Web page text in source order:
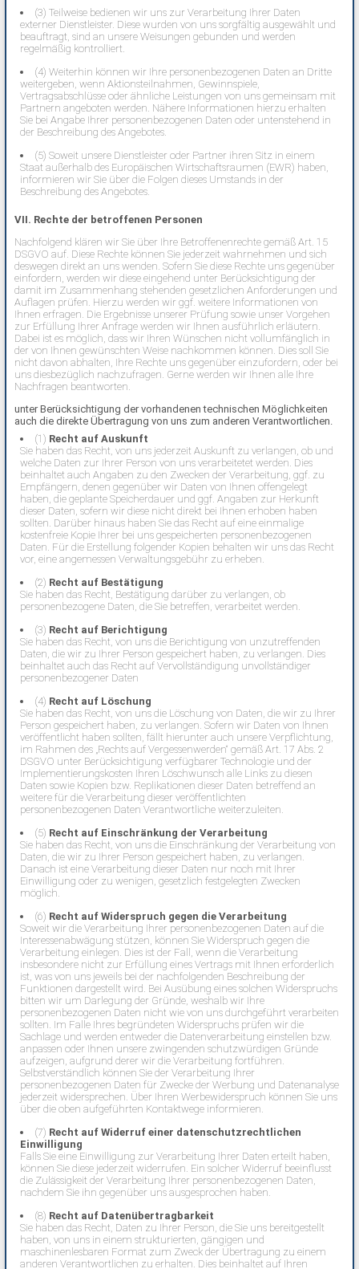
(3) Teilweise bedienen wir uns zur Verarbeitung Ihrer Daten
externer Dienstleister. Diese wurden von uns sorgfältig ausgewählt und
beauftragt, sind an unsere Weisungen gebunden und werden
regelmäßig kontrolliert.
(4) Weiterhin können wir Ihre personenbezogenen Daten an Dritte
weitergeben, wenn Aktionsteilnahmen, Gewinnspiele,
Vertragsabschlüsse oder ähnliche Leistungen von uns gemeinsam mit
Partnern angeboten werden. Nähere Informationen hierzu erhalten
Sie bei Angabe Ihrer personenbezogenen Daten oder untenstehend in
der Beschreibung des Angebotes.
(5) Soweit unsere Dienstleister oder Partner ihren Sitz in einem
Staat außerhalb des Europäischen Wirtschaftsraumen (EWR) haben,
informieren wir Sie über die Folgen dieses Umstands in der
Beschreibung des Angebotes.
VII. Rechte der betroffenen Personen
Nachfolgend klären wir Sie über Ihre Betroffenenrechte gemäß Art. 15
DSGVO auf. Diese Rechte können Sie jederzeit wahrnehmen und sich
deswegen direkt an uns wenden. Sofern Sie diese Rechte uns gegenüber
einfordern, werden wir diese eingehend unter Berücksichtigung der
damit im Zusammenhang stehenden gesetzlichen Anforderungen und
Auflagen prüfen. Hierzu werden wir ggf. weitere Informationen von
Ihnen erfragen. Die Ergebnisse unserer Prüfung sowie unser Vorgehen
zur Erfüllung Ihrer Anfrage werden wir Ihnen ausführlich erläutern.
Dabei ist es möglich, dass wir Ihren Wünschen nicht vollumfänglich in
der von Ihnen gewünschten Weise nachkommen können. Dies soll Sie
nicht davon abhalten, Ihre Rechte uns gegenüber einzufordern, oder bei
uns diesbezüglich nachzufragen. Gerne werden wir Ihnen alle Ihre
Nachfragen beantworten.
unter Berücksichtigung der vorhandenen technischen Möglichkeiten
auch die direkte Übertragung von uns zum anderen Verantwortlichen.
(1) Recht auf Auskunft
Sie haben das Recht, von uns jederzeit Auskunft zu verlangen, ob und
welche Daten zur Ihrer Person von uns verarbeitetet werden. Dies
beinhaltet auch Angaben zu den Zwecken der Verarbeitung, ggf. zu
Empfängern, denen gegenüber wir Daten von Ihnen offengelegt
haben, die geplante Speicherdauer und ggf. Angaben zur Herkunft
dieser Daten, sofern wir diese nicht direkt bei Ihnen erhoben haben
sollten. Darüber hinaus haben Sie das Recht auf eine einmalige
kostenfreie Kopie Ihrer bei uns gespeicherten personenbezogenen
Daten. Für die Erstellung folgender Kopien behalten wir uns das Recht
vor, eine angemessen Verwaltungsgebühr zu erheben.
(2) Recht auf Bestätigung
Sie haben das Recht, Bestätigung darüber zu verlangen, ob
personenbezogene Daten, die Sie betreffen, verarbeitet werden.
(3) Recht auf Berichtigung
Sie haben das Recht, von uns die Berichtigung von unzutreffenden
Daten, die wir zu Ihrer Person gespeichert haben, zu verlangen. Dies
beinhaltet auch das Recht auf Vervollständigung unvollständiger
personenbezogener Daten
(4) Recht auf Löschung
Sie haben das Recht, von uns die Löschung von Daten, die wir zu Ihrer
Person gespeichert haben, zu verlangen. Sofern wir Daten von Ihnen
veröffentlicht haben sollten, fällt hierunter auch unsere Verpflichtung,
im Rahmen des „Rechts auf Vergessenwerden“ gemäß Art. 17 Abs. 2
DSGVO unter Berücksichtigung verfügbarer Technologie und der
Implementierungskosten Ihren Löschwunsch alle Links zu diesen
Daten sowie Kopien bzw. Replikationen dieser Daten betreffend an
weitere für die Verarbeitung dieser veröffentlichten
personenbezogenen Daten Verantwortliche weiterzuleiten.
(5) Recht auf Einschränkung der Verarbeitung
Sie haben das Recht, von uns die Einschränkung der Verarbeitung von
Daten, die wir zu Ihrer Person gespeichert haben, zu verlangen.
Danach ist eine Verarbeitung dieser Daten nur noch mit Ihrer
Einwilligung oder zu wenigen, gesetzlich festgelegten Zwecken
möglich.
(6) Recht auf Widerspruch gegen die Verarbeitung
Soweit wir die Verarbeitung Ihrer personenbezogenen Daten auf die
Interessenabwägung stützen, können Sie Widerspruch gegen die
Verarbeitung einlegen. Dies ist der Fall, wenn die Verarbeitung
insbesondere nicht zur Erfüllung eines Vertrags mit Ihnen erforderlich
ist, was von uns jeweils bei der nachfolgenden Beschreibung der
Funktionen dargestellt wird. Bei Ausübung eines solchen Widerspruchs
bitten wir um Darlegung der Gründe, weshalb wir Ihre
personenbezogenen Daten nicht wie von uns durchgeführt verarbeiten
sollten. Im Falle Ihres begründeten Widerspruchs prüfen wir die
Sachlage und werden entweder die Datenverarbeitung einstellen bzw.
anpassen oder Ihnen unsere zwingenden schutzwürdigen Gründe
aufzeigen, aufgrund derer wir die Verarbeitung fortführen.
Selbstverständlich können Sie der Verarbeitung Ihrer
personenbezogenen Daten für Zwecke der Werbung und Datenanalyse
jederzeit widersprechen. Über Ihren Werbewiderspruch können Sie uns
über die oben aufgeführten Kontaktwege informieren.
(7) Recht auf Widerruf einer datenschutzrechtlichen
Einwilligung
Falls Sie eine Einwilligung zur Verarbeitung Ihrer Daten erteilt haben,
können Sie diese jederzeit widerrufen. Ein solcher Widerruf beeinflusst
die Zulässigkeit der Verarbeitung Ihrer personenbezogenen Daten,
nachdem Sie ihn gegenüber uns ausgesprochen haben.
(8) Recht auf Datenübertragbarkeit
Sie haben das Recht, Daten zu Ihrer Person, die Sie uns bereitgestellt
haben, von uns in einem strukturierten, gängigen und
maschinenlesbaren Format zum Zweck der Übertragung zu einem
anderen Verantwortlichen zu erhalten. Dies beinhaltet auf Ihren